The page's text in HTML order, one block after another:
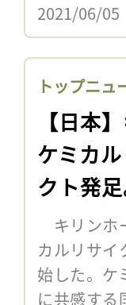
2021/06/05
トップニュ
【日本
ケミカ
クト発
キリンホ
カルリサイ
始した。ケ
に共感する